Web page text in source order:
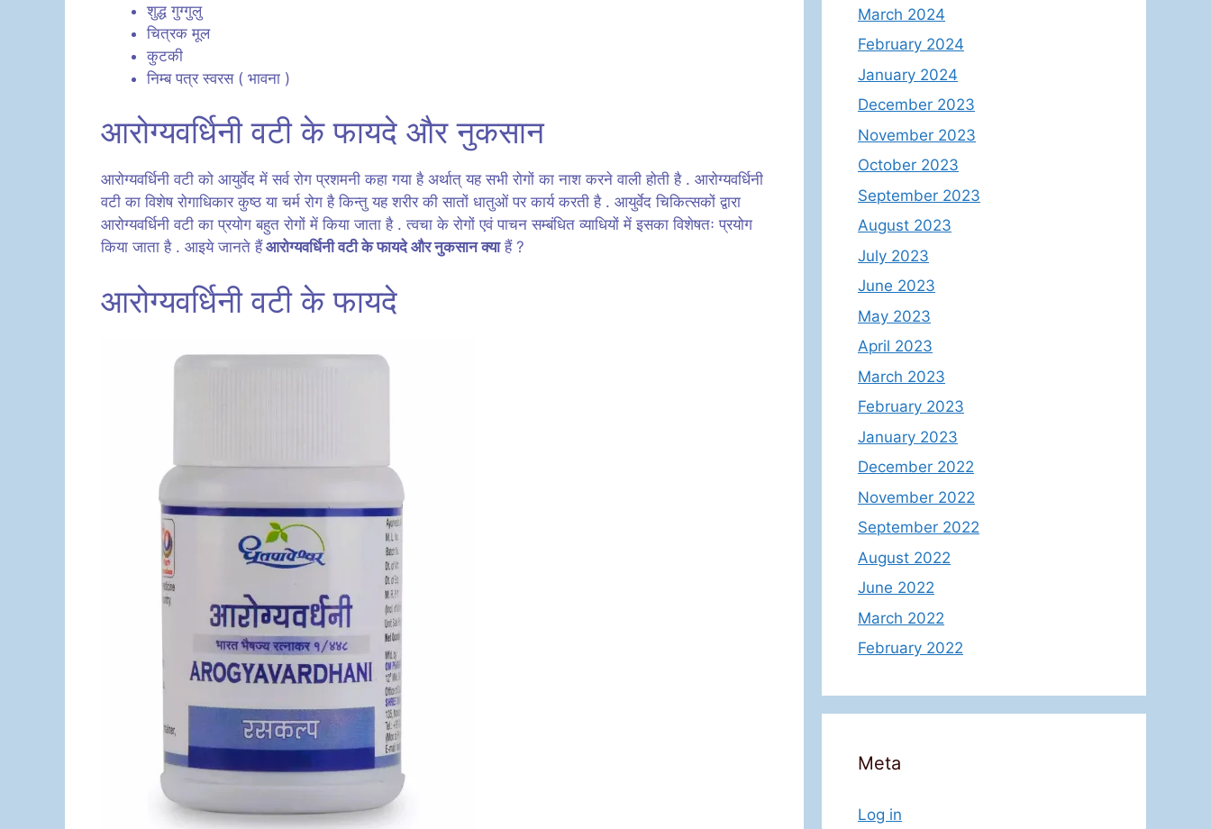
शुद्ध गुग्गुलु
चित्रक मूल
कुटकी
निम्ब पत्र स्वरस ( भावना )
आरोग्यवर्धिनी वटी के फायदे और नुकसान
आरोग्यवर्धिनी वटी को आयुर्वेद में सर्व रोग प्रशमनी कहा गया है अर्थात् यह सभी रोगों का नाश करने वाली होती है . आरोग्यवर्धिनी
वटी का विशेष रोगाधिकार कुष्ठ या चर्म रोग है किन्तु यह शरीर की सातों धातुओं पर कार्य करती है . आयुर्वेद चिकित्सकों द्वारा
आरोग्यवर्धिनी वटी का प्रयोग बहुत रोगों में किया जाता है . त्वचा के रोगों एवं पाचन सम्बंधित व्याधियों में इसका विशेषतः प्रयोग
किया जाता है . आइये जानते हैंआरोग्यवर्धिनी वटी के फायदे और नुकसान क्याहैं ?
आरोग्यवर्धिनी वटी के फायदे
March 2024
February 2024
January 2024
December 2023
November 2023
October 2023
September 2023
August 2023
July 2023
June 2023
May 2023
April 2023
March 2023
February 2023
January 2023
December 2022
November 2022
September 2022
August 2022
June 2022
March 2022
February 2022
Meta
Log in